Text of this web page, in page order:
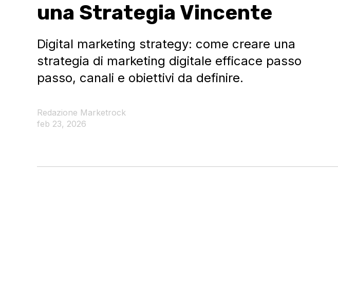
una Strategia Vincente
Digital marketing strategy: come creare una
strategia di marketing digitale efficace passo
passo, canali e obiettivi da definire.
Redazione Marketrock
feb 23, 2026